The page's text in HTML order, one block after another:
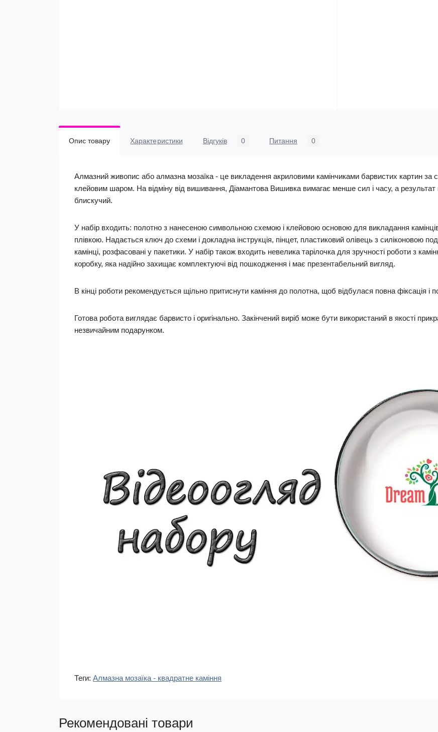
Опис товару Характеристики Відгуків 0 Питання 0
Алмазний живопис або алмазна мозаїка - це викладення акриловими камінчиками барвистих картин
клейовим шаром. На відміну від вишивання, Діамантова Вишивка вимагає менше сил і часу, а
блискучий.
У набір входить: полотно з нанесеною символьною схемою і клейовою основою для викладання
плівкою. Надається ключ до схеми і докладна інструкція, пінцет, пластиковий олівець з силіконовою
камінці, розфасовані у пакетики. У набір також входить невелика тарілочка для зручності роботи з
коробку, яка надійно захищає комплектуючі від пошкодження і має презентабельний вигляд.
В кінці роботи рекомендується щільно притиснути каміння до полотна, щоб відбулася повна фіксація і
Готова робота виглядає барвисто і оригінально. Закінчений виріб може бути використаний в якості
незвичайним подарунком.
Теги: Алмазна мозаїка - квадратне каміння
Рекомендовані товари